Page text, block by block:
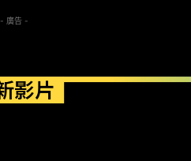
- 廣告 -
影片